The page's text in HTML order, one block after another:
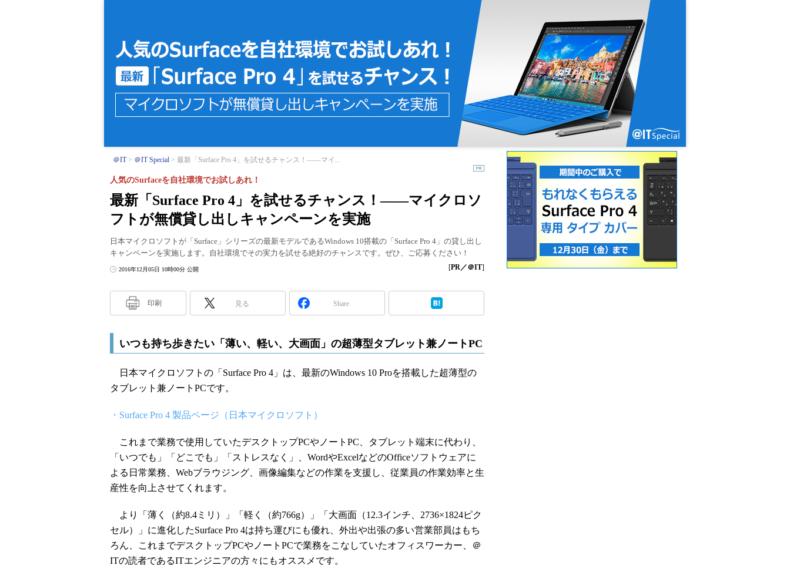
＠IT ＠IT Special 最新「Surface Pro 4」を試せるチャンス！――マイ...
最新「Surface Pro 4」を試せるチャンス！――マイクロソ
フトが無償貸し出しキャンペーンを実施
人気のSurfaceを自社環境でお試しあれ！
日本マイクロソフトが「Surface」シリーズの最新モデルであるWindows 10搭載の「Surface Pro 4」の貸し出し
キャンペーンを実施します。自社環境でその実力を試せる絶好のチャンスです。ぜひ、ご応募ください！
2016年12月05日 10時00分 公開 [PR／＠IT]
印刷 見る Share
いつも持ち歩きたい「薄い、軽い、大画面」の超薄型タブレット兼ノートPC
日本マイクロソフトの「Surface Pro 4」は、最新のWindows 10 Proを搭載した超薄型の
タブレット兼ノートPCです。
・Surface Pro 4 製品ページ（日本マイクロソフト）
これまで業務で使用していたデスクトップPCやノートPC、タブレット端末に代わり、
「いつでも」「どこでも」「ストレスなく」、WordやExcelなどのOfficeソフトウェアに
よる日常業務、Webブラウジング、画像編集などの作業を支援し、従業員の作業効率と生
産性を向上させてくれます。
より「薄く（約8.4ミリ）」「軽く（約766g）」「大画面（12.3インチ、2736×1824ピク
セル）」に進化したSurface Pro 4は持ち運びにも優れ、外出や出張の多い営業部員はもち
ろん、これまでデスクトップPCやノートPCで業務をこなしていたオフィスワーカー、＠
ITの読者であるITエンジニアの方々にもオススメです。